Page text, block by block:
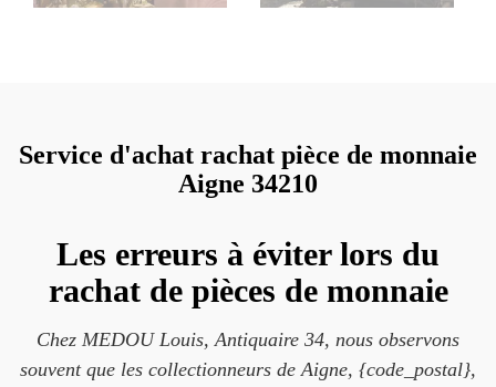
Service d'achat rachat pièce de monnaie
Aigne 34210
Les erreurs à éviter lors du
rachat de pièces de monnaie
Chez MEDOU Louis, Antiquaire 34, nous observons
souvent que les collectionneurs de Aigne, {code_postal},